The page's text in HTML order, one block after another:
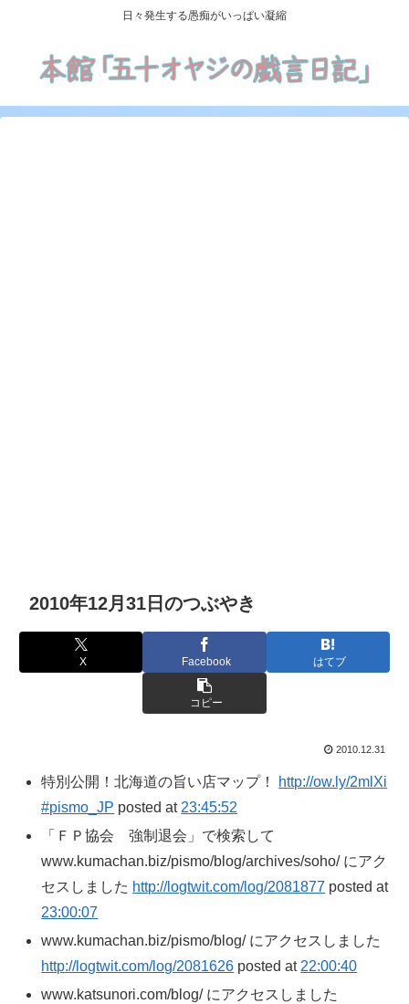
日々発生する愚痴がいっぱい凝縮
2010年12月31日のつぶやき
X Facebook はてブ
コピー
2010.12.31
特別公開！北海道の旨い店マップ！
http://ow.ly/2mlXi
#pismo_JP posted at 23:45:52
「ＦＰ協会 強制退会」で検索して
www.kumachan.biz/pismo/blog/archives/soho/ にアク
セスしました http://logtwit.com/log/2081877 posted at
23:00:07
www.kumachan.biz/pismo/blog/ にアクセスしました
http://logtwit.com/log/2081626 posted at 22:00:40
www.katsunori.com/blog/ にアクセスしました